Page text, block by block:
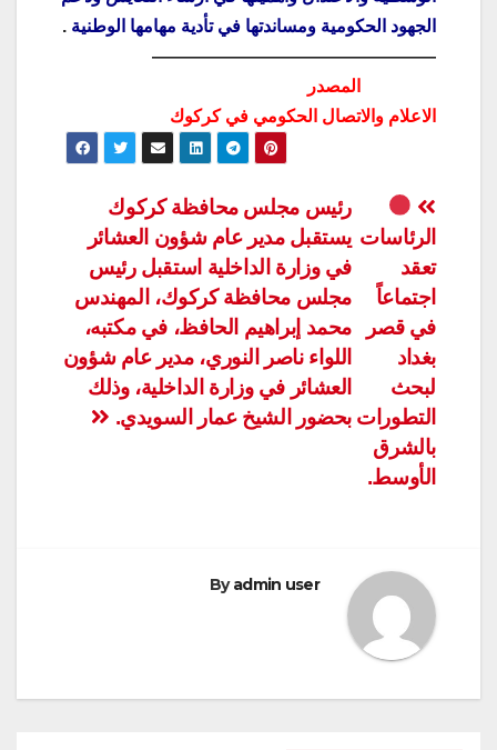
الجهود الحكومية ومساندتها في تأدية مهامها الوطنية .
————————————————
المصدر
الاعلام والاتصال الحكومي في كركوك
تصفّح
المقالات
رئيس مجلس محافظة كركوك
يستقبل مدير عام شؤون العشائر
في وزارة الداخلية استقبل رئيس
مجلس محافظة كركوك، المهندس
محمد إبراهيم الحافظ، في مكتبه،
اللواء ناصر النوري، مدير عام شؤون
العشائر في وزارة الداخلية، وذلك
بحضور الشيخ عمار السويدي.
الرئاسات
تعقد
اجتماعاً
في قصر
بغداد
لبحث
التطورات
بالشرق
الأوسط.
Byadmin user